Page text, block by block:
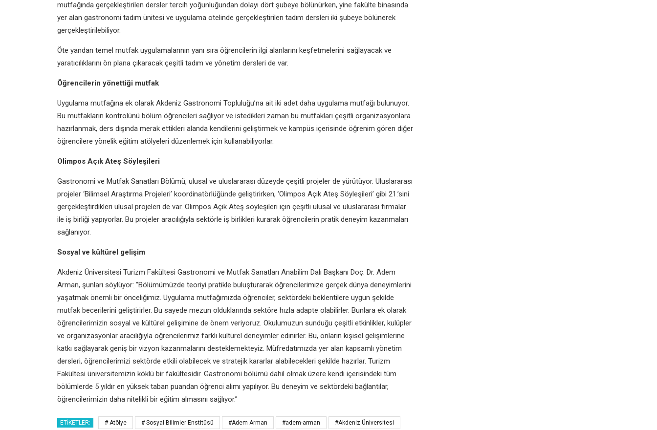
mutfağında gerçekleştirilen dersler tercih yoğunluğundan dolayı dört şubeye bölünürken, yine fakülte binasında
yer alan gastronomi tadım ünitesi ve uygulama otelinde gerçekleştirilen tadım dersleri iki şubeye bölünerek
gerçekleştirilebiliyor.
Öte yandan temel mutfak uygulamalarının yanı sıra öğrencilerin ilgi alanlarını keşfetmelerini sağlayacak ve
yaratıcılıklarını ön plana çıkaracak çeşitli tadım ve yönetim dersleri de var.
Öğrencilerin yönettiği mutfak
Uygulama mutfağına ek olarak Akdeniz Gastronomi Topluluğu’na ait iki adet daha uygulama mutfağı bulunuyor.
Bu mutfakların kontrolünü bölüm öğrencileri sağlıyor ve istedikleri zaman bu mutfakları çeşitli organizasyonlara
hazırlanmak, ders dışında merak ettikleri alanda kendilerini geliştirmek ve kampüs içerisinde öğrenim gören diğer
öğrencilere yönelik eğitim atölyeleri düzenlemek için kullanabiliyorlar.
Olimpos Açık Ateş Söyleşileri
Gastronomi ve Mutfak Sanatları Bölümü, ulusal ve uluslararası düzeyde çeşitli projeler de yürütüyor. Uluslararası
projeler ‘Bilimsel Araştırma Projeleri’ koordinatörlüğünde geliştirirken, ‘Olimpos Açık Ateş Söyleşileri’ gibi 21.’sini
gerçekleştirdikleri ulusal projeleri de var. Olimpos Açık Ateş söyleşileri için çeşitli ulusal ve uluslararası firmalar
ile iş birliği yapıyorlar. Bu projeler aracılığıyla sektörle iş birlikleri kurarak öğrencilerin pratik deneyim kazanmaları
sağlanıyor.
Sosyal ve kültürel gelişim
Akdeniz Üniversitesi Turizm Fakültesi Gastronomi ve Mutfak Sanatları Anabilim Dalı Başkanı Doç. Dr. Adem
Arman, şunları söylüyor: “Bölümümüzde teoriyi pratikle buluşturarak öğrencilerimize gerçek dünya deneyimlerini
yaşatmak önemli bir önceliğimiz. Uygulama mutfağımızda öğrenciler, sektördeki beklentilere uygun şekilde
mutfak becerilerini geliştirirler. Bu sayede mezun olduklarında sektöre hızla adapte olabilirler. Bunlara ek olarak
öğrencilerimizin sosyal ve kültürel gelişimine de önem veriyoruz. Okulumuzun sunduğu çeşitli etkinlikler, kulüpler
ve organizasyonlar aracılığıyla öğrencilerimiz farklı kültürel deneyimler edinirler. Bu, onların kişisel gelişimlerine
katkı sağlayarak geniş bir vizyon kazanmalarını desteklemekteyiz. Müfredatımızda yer alan kapsamlı yönetim
dersleri, öğrencilerimizi sektörde etkili olabilecek ve stratejik kararlar alabilecekleri şekilde hazırlar. Turizm
Fakültesi üniversitemizin köklü bir fakültesidir. Gastronomi bölümü dahil olmak üzere kendi içerisindeki tüm
bölümlerde 5 yıldır en yüksek taban puandan öğrenci alımı yapılıyor. Bu deneyim ve sektördeki bağlantılar,
öğrencilerimizin daha nitelikli bir eğitim almasını sağlıyor.”
ETIKETLER: # Atölye # Sosyal Bilimler Enstitüsü #Adem Arman #adem-arman #Akdeniz Üniversitesi